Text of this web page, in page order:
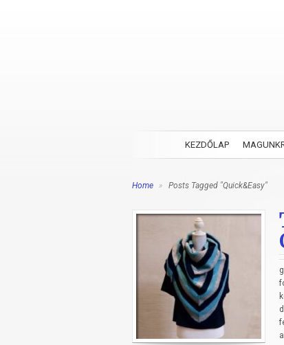
KEZDŐLAP
Home » Posts Tagged "Quick&Easy"